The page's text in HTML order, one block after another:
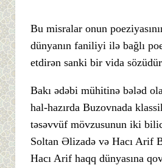
Bu misralar onun
dünyanın faniliyi ilə bağlı
etdirən sanki bir vida
Bakı ədəbi mühitinə bələd
hal-hazırda Buzovnada
təsəvvüf mövzusunun iki
Soltan Əlizadə və Hacı Arif
Hacı Arif haqq dünyasına